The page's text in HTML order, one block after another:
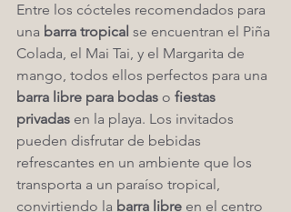
Entre los cócteles recomendados para
una barra tropical se encuentran el Piña
Colada, el Mai Tai, y el Margarita de
mango, todos ellos perfectos para una
barra libre para bodas o fiestas
privadas en la playa. Los invitados
pueden disfrutar de bebidas
refrescantes en un ambiente que los
transporta a un paraíso tropical,
convirtiendo la barra libre en el centro